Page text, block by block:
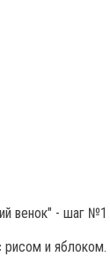
рисом и яблоком.